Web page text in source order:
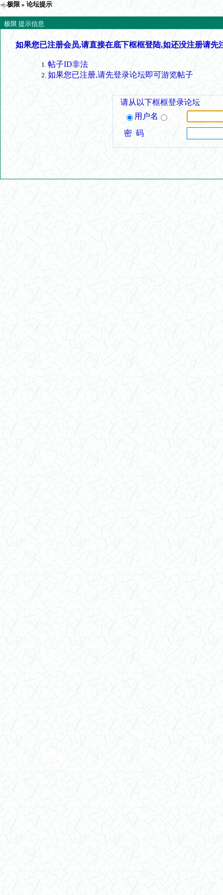
极限 » 论坛提示
极限 提示信息
如果您已注册会员,请直接在底下框框登陆,如还没注册请先
帖子ID非法
如果您已注册,请先登录论坛即可游览帖子
请从以下框框登录论坛
用户名
密 码